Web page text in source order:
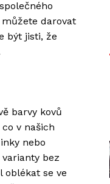
darovat
být jisti, že
barvy kovů
v našich
nebo
bez
se ve